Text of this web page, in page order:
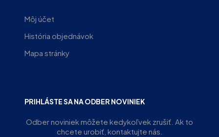
Môj účet
História objednávok
Mapa stránky
PRIHLÁSTE SA NA ODBER NOVINIEK
Odber noviniek môžete kedykoľvek zrušiť. Ak to
chcete urobiť, kontaktujte nás.